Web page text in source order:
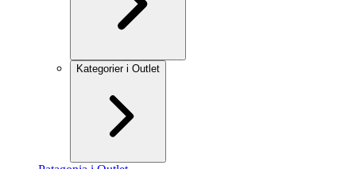
Kategorier i Outlet